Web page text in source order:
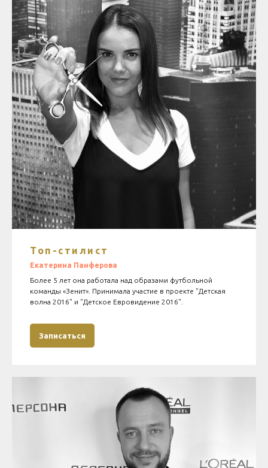
Топ-стилист
Екатерина Панферова
Более 5 лет она работала над образами футбольной
команды «Зенит». Принимала участие в проекте "Детская
волна 2016" и "Детское Евровидение 2016".
Записаться